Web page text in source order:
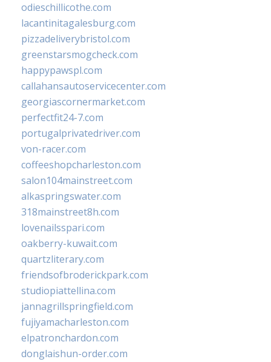
odieschillicothe.com
lacantinitagalesburg.com
pizzadeliverybristol.com
greenstarsmogcheck.com
happypawspl.com
callahansautoservicecenter.com
georgiascornermarket.com
perfectfit24-7.com
portugalprivatedriver.com
von-racer.com
coffeeshopcharleston.com
salon104mainstreet.com
alkaspringswater.com
318mainstreet8h.com
lovenailsspari.com
oakberry-kuwait.com
quartzliterary.com
friendsofbroderickpark.com
studiopiattellina.com
jannagrillspringfield.com
fujiyamacharleston.com
elpatronchardon.com
donglaishun-order.com